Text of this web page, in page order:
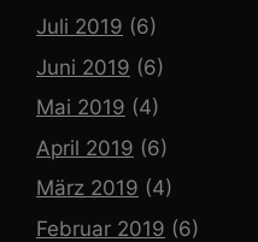
Juli 2019 (6)
Juni 2019 (6)
Mai 2019 (4)
April 2019 (6)
März 2019 (4)
Februar 2019 (6)